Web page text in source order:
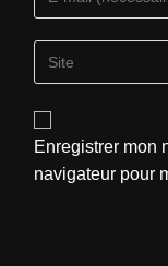
Enregistrer mon
navigateur pour